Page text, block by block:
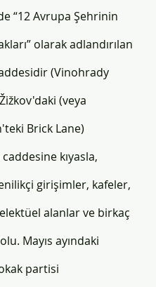
“12 Avrupa Şehrinin
olarak adlandırılan
(Vinohrady
Žižkov'daki (veya
Brick Lane)
kıyasla,
girişimler, kafeler,
alanlar ve birkaç
Mayıs ayındaki
partisi